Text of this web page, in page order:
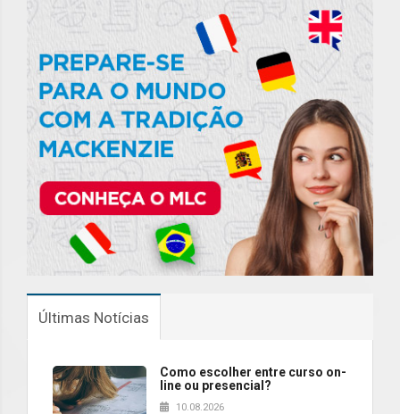
Últimas Notícias
Como escolher entre curso on-
line ou presencial?
10.08.2026